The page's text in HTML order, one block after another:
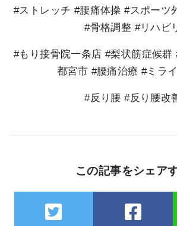
#ストレッチ #腰痛体操 #スポーツ
#骨格調整 #リハビ
#もり接骨院一条店 #梨状筋症候群
都宮市 #腰痛治療 #ミラ
#反り腰 #反り腰改
この記事をシェア